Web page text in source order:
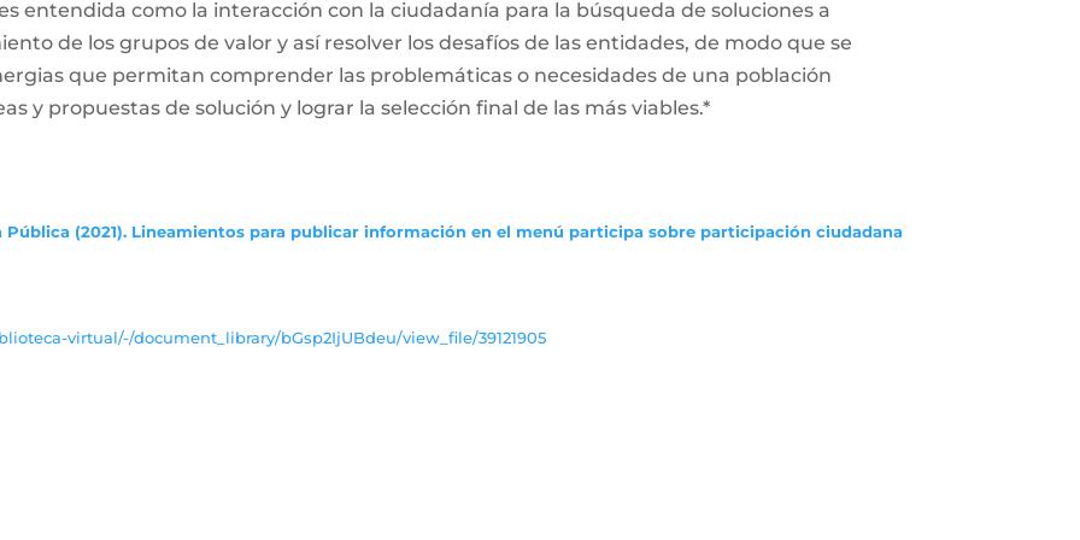
entendida como la interacción con la ciudadanía para la búsqueda de soluciones a
de los grupos de valor y así resolver los desafíos de las entidades, de modo que se
que permitan comprender las problemáticas o necesidades de una población
y propuestas de solución y lograr la selección final de las más viables.*
(2021). Lineamientos para publicar información en el menú participa sobre participación ciudadana
virtual/-/document_library/bGsp2IjUBdeu/view_file/39121905